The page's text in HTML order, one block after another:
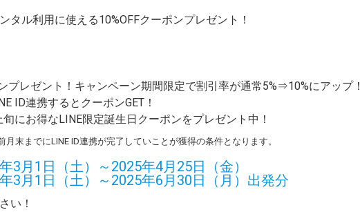
タル利用に使える10%OFFクーポンプレゼント！
プレゼント！キャンペーン期間限定で割引率が通常5%⇒10%にアップ！
ID連携するとクーポンGET！
にお得なLINE限定誕生日クーポンをプレゼント中！
末までにLINE ID連携が完了していことが獲得の条件となります。
3月1日（土）～2025年4月25日（金）
3月1日（土）～2025年6月30日（月）出発分
い！